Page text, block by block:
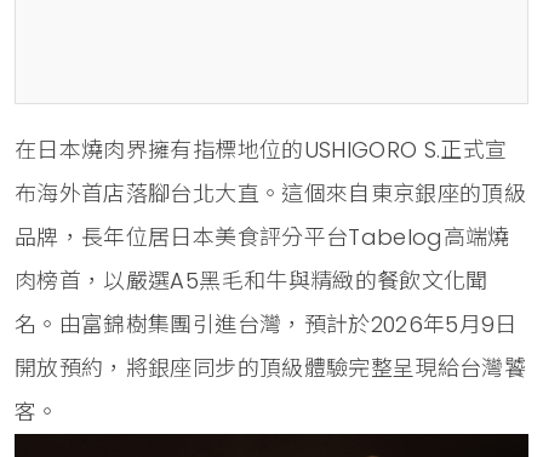
在日本燒肉界擁有指標地位的USHIGORO S.正式宣
布海外首店落腳台北大直。這個來自東京銀座的頂級
品牌，長年位居日本美食評分平台Tabelog高端燒
肉榜首，以嚴選A5黑毛和牛與精緻的餐飲文化聞
名。由富錦樹集團引進台灣，預計於2026年5月9日
開放預約，將銀座同步的頂級體驗完整呈現給台灣饕
客。